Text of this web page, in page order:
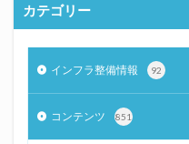
カテゴリー
インフラ整備情報 92
コンテンツ 851